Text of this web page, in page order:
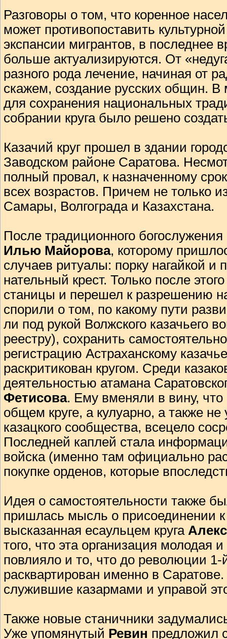
Разговоры о том, что коренное
может противопоставить культурной
экспансии мигрантов, в последнее
больше актуализируются. От
разного рода лечение, начиная от
скажем, создание русских общин.
для сохранения национальных
собрании круга было решено
Казачий круг прошел в здании
Заводском районе Саратова.
полный провал, к назначенному
всех возрастов. Причем не только
Самары, Волгограда и Казахстана.
После традиционного
Илью Майорова, которому
случаев ритуалы: порку нагайкой и
нательный крест. Только после
станицы и перешел к разрешению
спорили о том, по какому пути
ли под рукой Волжского казачьего
реестру), сохранить
регистрацию Астраханскому
раскритикован кругом. Среди
деятельностью атамана
Фетисова. Ему вменяли в вину,
общем круге, а кулуарно, а также
казацкого сообщества, всецело
Последней каплей стала
войска (именно там официально
покупке орденов, которые
Идея о самостоятельности также
пришлась мысль о присоединении к
высказанная есаульцем круга
того, что эта организация молодая
повлияло и то, что до революции
расквартирован именно в
служившие казармами и управой
Также новые станичники
Уже упомянутый Ревин предложил